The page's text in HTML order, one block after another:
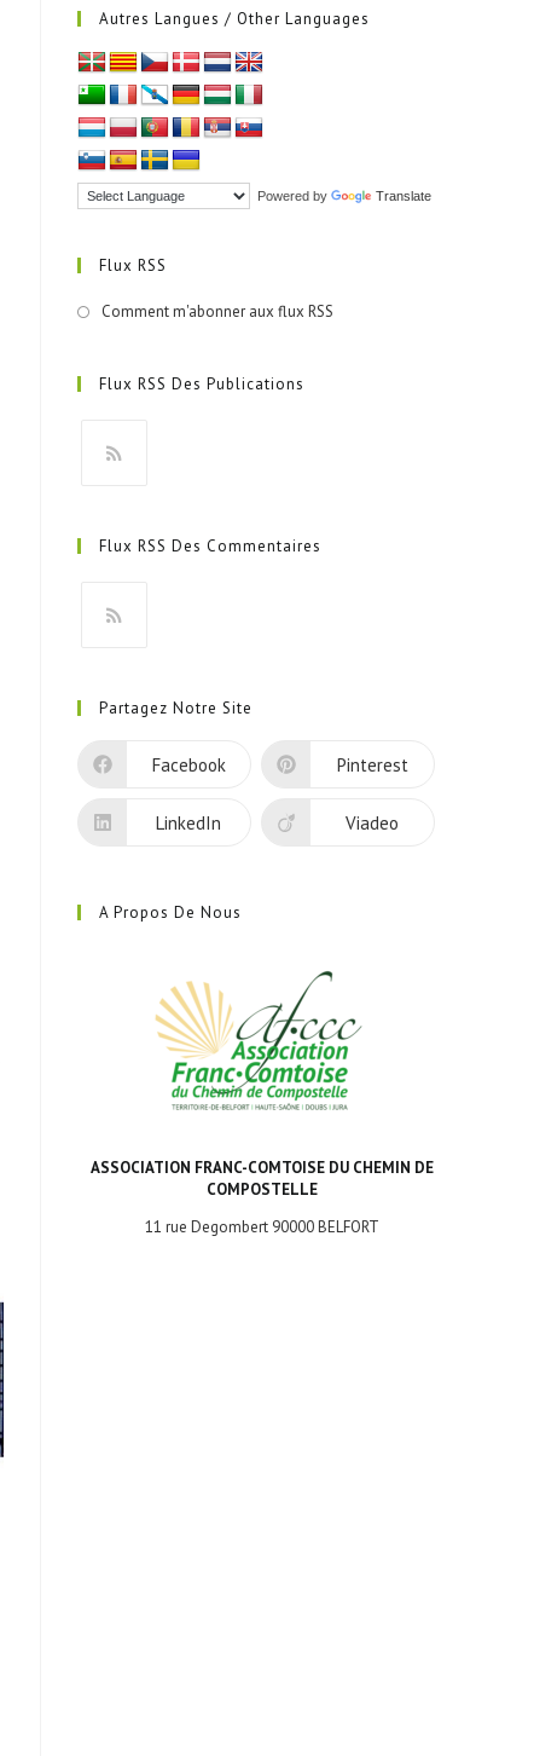
Autres Langues / Other Languages
Powered by Translate
Flux RSS
Comment m'abonner aux flux RSS
Flux RSS Des Publications
un
onglet
Flux RSS Des Commentaires
un
nouvel
Partagez Notre Site
Facebook Pinterest
LinkedIn Viadeo
A Propos De Nous
ASSOCIATION FRANC-COMTOISE DU CHEMIN DE
COMPOSTELLE
11 rue Degombert 90000 BELFORT